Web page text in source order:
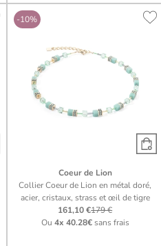
-10%
Coeur de Lion
Collier Coeur de Lion en métal doré,
acier, cristaux, strass et œil de tigre
161,10 €179 €
Ou 4x 40.28€sans frais